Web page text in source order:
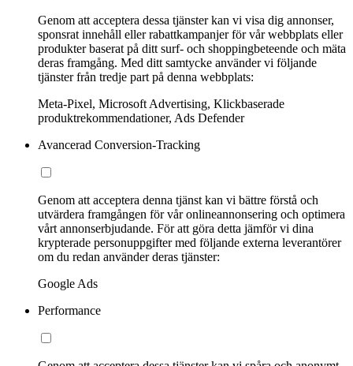
Genom att acceptera dessa tjänster kan vi visa dig annonser,
sponsrat innehåll eller rabattkampanjer för vår webbplats eller
produkter baserat på ditt surf- och shoppingbeteende och mäta
deras framgång. Med ditt samtycke använder vi följande
tjänster från tredje part på denna webbplats:
Meta-Pixel, Microsoft Advertising, Klickbaserade
produktrekommendationer, Ads Defender
Avancerad Conversion-Tracking
Genom att acceptera denna tjänst kan vi bättre förstå och
utvärdera framgången för vår onlineannonsering och optimera
vårt annonserbjudande. För att göra detta jämför vi dina
krypterade personuppgifter med följande externa leverantörer
om du redan använder deras tjänster:
Google Ads
Performance